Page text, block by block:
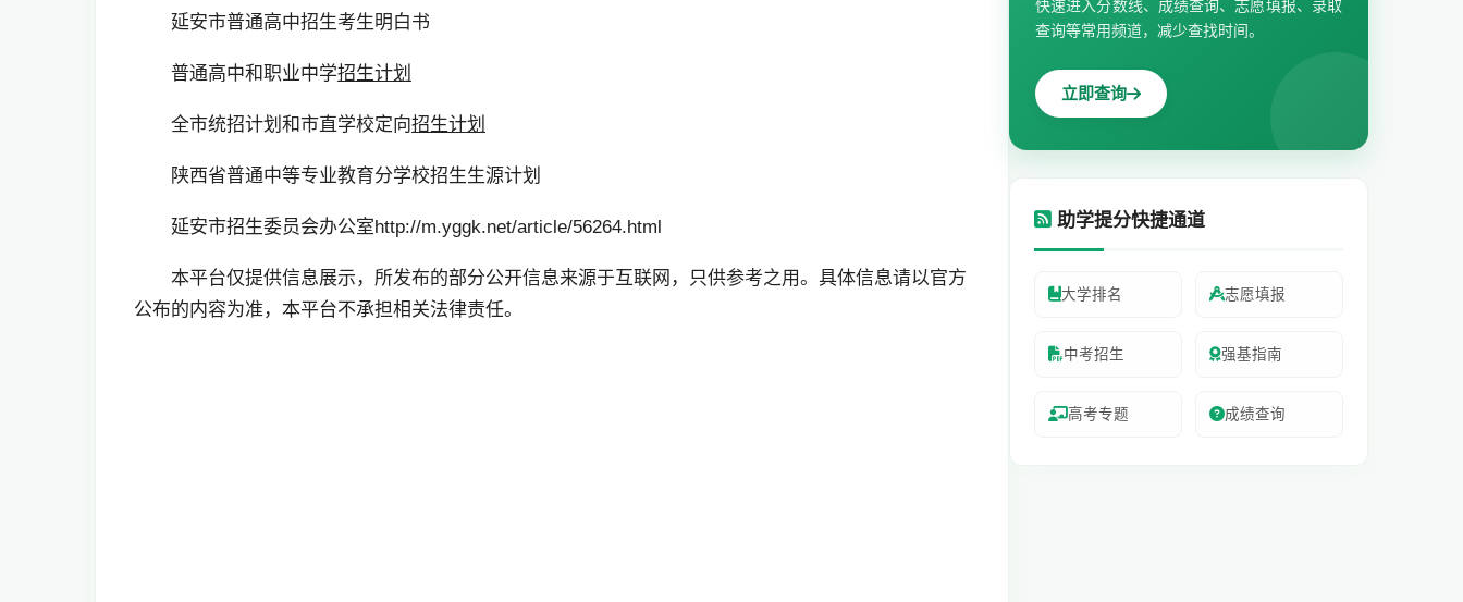
延安市普通高中招生考生明白书
普通高中和职业中学招生计划
全市统招计划和市直学校定向招生计划
陕西省普通中等专业教育分学校招生生源计划
延安市招生委员会办公室http://m.yggk.net/article/56264.html
本平台仅提供信息展示，所发布的部分公开信息来源于互联网，只供参考之用。具体信息请以官方
公布的内容为准，本平台不承担相关法律责任。
快速进入分数线、成绩查询、志愿填报、录取
查询等常用频道，减少查找时间。
立即查询
助学提分快捷通道
大学排名 志愿填报
中考招生 强基指南
高考专题 成绩查询